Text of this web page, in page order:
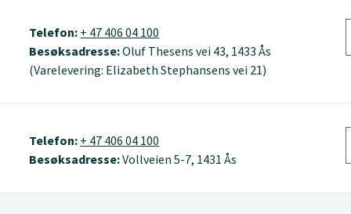
Telefon: + 47 406 04 100
Besøksadresse:Oluf Thesens vei 43, 1433 Ås
(Varelevering: Elizabeth Stephansens vei 21)
Telefon: + 47 406 04 100
Besøksadresse:Vollveien 5-7, 1431 Ås